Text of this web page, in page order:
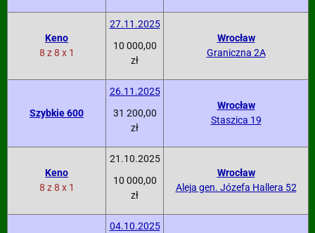
Keno
8 z 8 x 1
27.11.2025
10 000,00
zł
Wrocław
Graniczna 2A
Szybkie 600
26.11.2025
31 200,00
zł
Wrocław
Staszica 19
Keno
8 z 8 x 1
21.10.2025
10 000,00
zł
Wrocław
Aleja gen. Józefa Hallera 52
04.10.2025